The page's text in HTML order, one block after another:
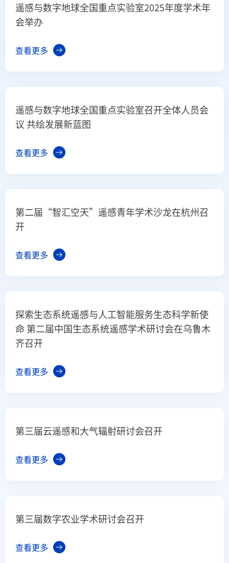
遥感与数字地球全国重点实验室2025年度学术年
会举办
查看更多
遥感与数字地球全国重点实验室召开全体人员会
议 共绘发展新蓝图
查看更多
第二届“智汇空天”遥感青年学术沙龙在杭州召
开
查看更多
探索生态系统遥感与人工智能服务生态科学新使
命 第二届中国生态系统遥感学术研讨会在乌鲁木
齐召开
查看更多
第三届云遥感和大气辐射研讨会召开
查看更多
第三届数字农业学术研讨会召开
查看更多